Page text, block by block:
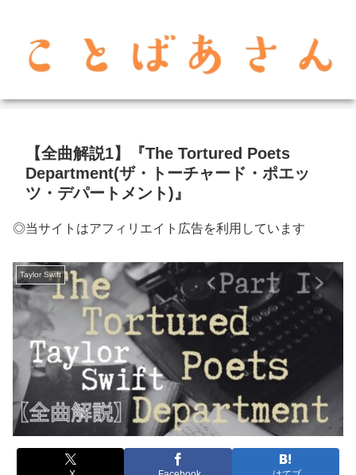
【全曲解説1】『The Tortured Poets
Department(ザ・トーチャード・ポエッ
ツ・デパートメント)』
◎当サイトはアフィリエイト広告を利用しています
Taylor Swift